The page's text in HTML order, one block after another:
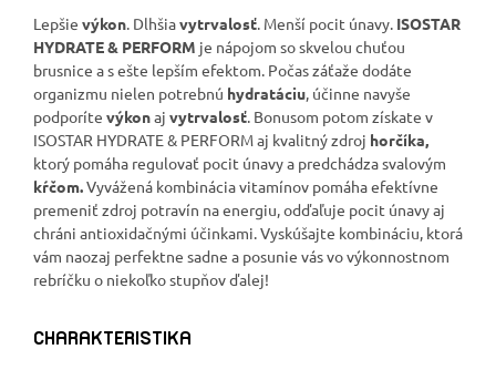
Lepšie výkon. Dlhšiavytrvalosť. Menší pocit únavy. ISOSTAR
HYDRATE & PERFORM je nápojom so skvelou chuťou
brusnice a s ešte lepším efektom. Počas záťaže dodáte
organizmu nielen potrebnú hydratáciu, účinne navyše
podporíte výkonaj vytrvalosť. Bonusom potom získate v
ISOSTAR HYDRATE & PERFORM aj kvalitný zdroj horčíka,
ktorý pomáha regulovať pocit únavy a predchádza svalovým
kŕčom.Vyvážená kombinácia vitamínov pomáha efektívne
premeniť zdroj potravín na energiu, odďaľuje pocit únavy aj
chráni antioxidačnými účinkami. Vyskúšajte kombináciu, ktorá
vám naozaj perfektne sadne a posunie vás vo výkonnostnom
rebríčku o niekoľko stupňov ďalej!
CHARAKTERISTIKA